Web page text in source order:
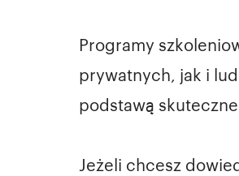
Programy
prywatnych, jak i
podstawą
Jeżeli chcesz